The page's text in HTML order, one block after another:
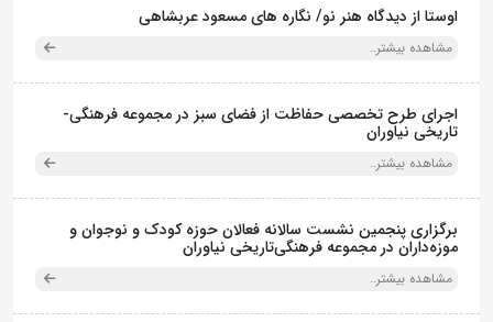
اوستا از دیدگاه هنر نو/ نگاره های مسعود عربشاهی
مشاهده بیشتر..
اجرای طرح تخصصی حفاظت از فضای سبز در مجموعه فرهنگی-
تاریخی نیاوران
مشاهده بیشتر..
برگزاری پنجمین نشست سالانه فعالان حوزه کودک و نوجوان و
موزه‌داران در مجموعه فرهنگی‌تاریخی نیاوران
مشاهده بیشتر..